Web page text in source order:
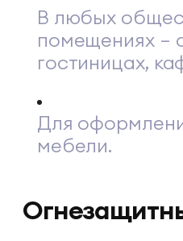
В любых
помещениях –
гостиницах,
Для
мебели.